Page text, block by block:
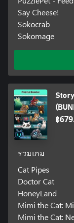
Say Cheese!
Sokocrab
Sokomage
฿
รวมเกม
Cat Pipes
Doctor Cat
HoneyLand
Mimi the Cat:
Mimi the Cat: